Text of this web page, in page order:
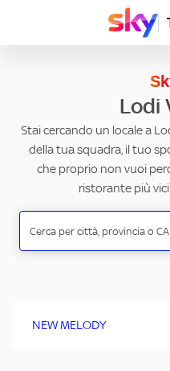
Lodi
Stai cercando un locale a
della tua squadra, il tuo
che proprio non vuoi
ristorante più
NEW MELODY